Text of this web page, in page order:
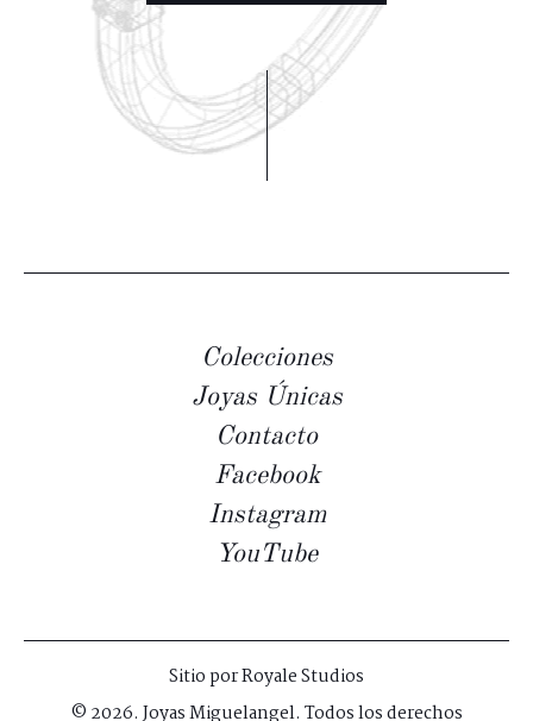
Colecciones
Joyas Únicas
Contacto
Facebook
Instagram
YouTube
Sitio porRoyale Studios
© 2026. Joyas Miguelangel. Todos los derechos